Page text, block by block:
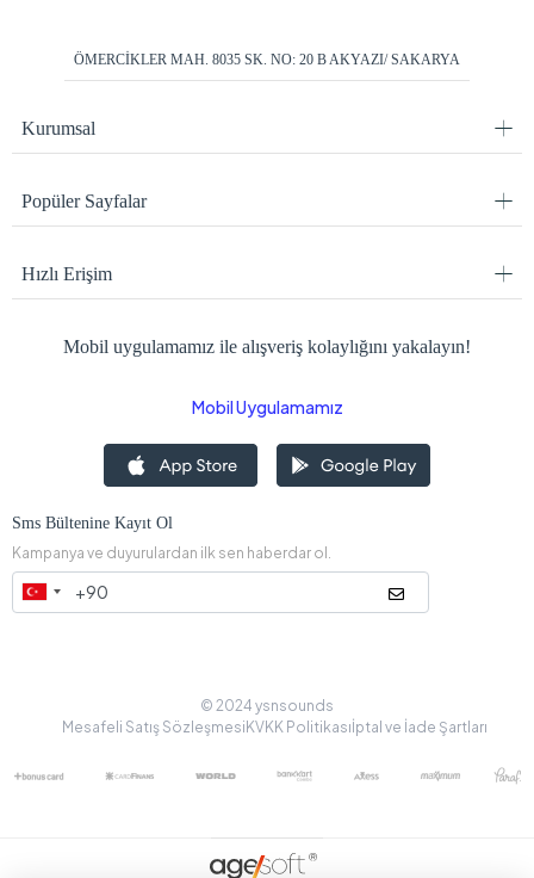
ÖMERCİKLER MAH. 8035 SK. NO: 20 B AKYAZI/ SAKARYA
Kurumsal
Popüler Sayfalar
Hızlı Erişim
Mobil uygulamamız ile alışveriş kolaylığını yakalayın!
Mobil Uygulamamız
Sms Bültenine Kayıt Ol
Kampanya ve duyurulardan ilk sen haberdar ol.
© 2024 ysnsounds
Mesafeli Satış Sözleşmesi KVKK Politikasıİptal ve İade Şartları